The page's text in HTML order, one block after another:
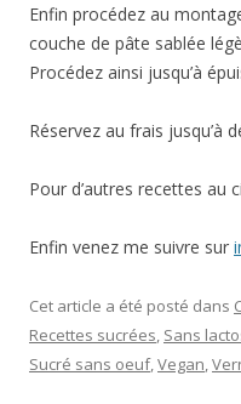
Enfin procédez au
couche de pâte sablée
Procédez ainsi jusqu’à
Réservez au frais jusqu’à
Pour d’autres recettes au
Enfin venez me suivre sur
Cet article a été posté dans
Recettes sucrées, Sans
Sucré sans oeuf,Vegan,